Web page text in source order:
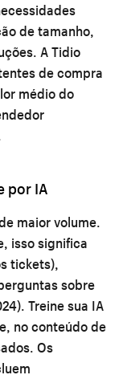
de tamanho,
A Tidio
de compra
médio do
por IA
maior volume.
isso significa
tickets),
sobre
Treine sua IA
no conteúdo de
Os